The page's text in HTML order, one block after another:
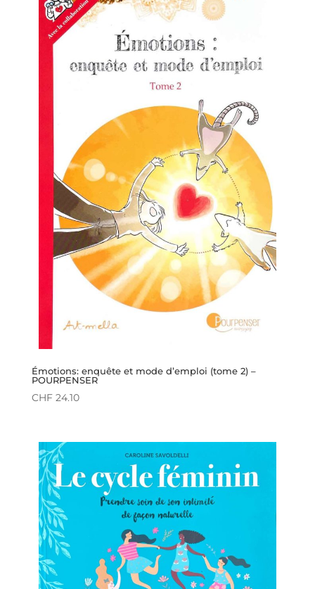
Émotions: enquête et mode d’emploi (tome 2) –
POURPENSER
CHF24.10